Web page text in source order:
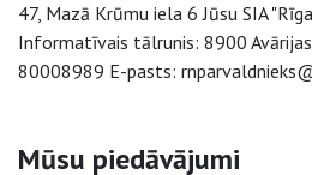
47, Mazā Krūmu iela 6 Jūsu SIA
Informatīvais tālrunis: 8900
80008989 E-pasts:
Sāna navigācija
Mūsu piedāvājumi